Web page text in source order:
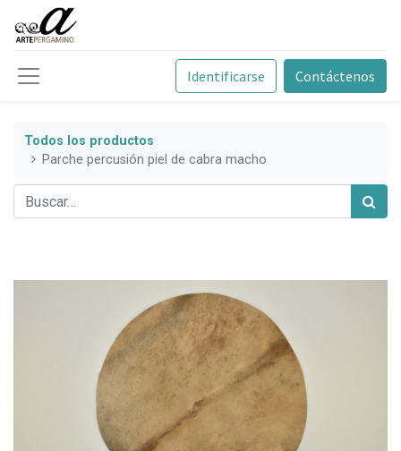
Identificarse Contáctenos
Todos los productos
Parche percusión piel de cabra macho